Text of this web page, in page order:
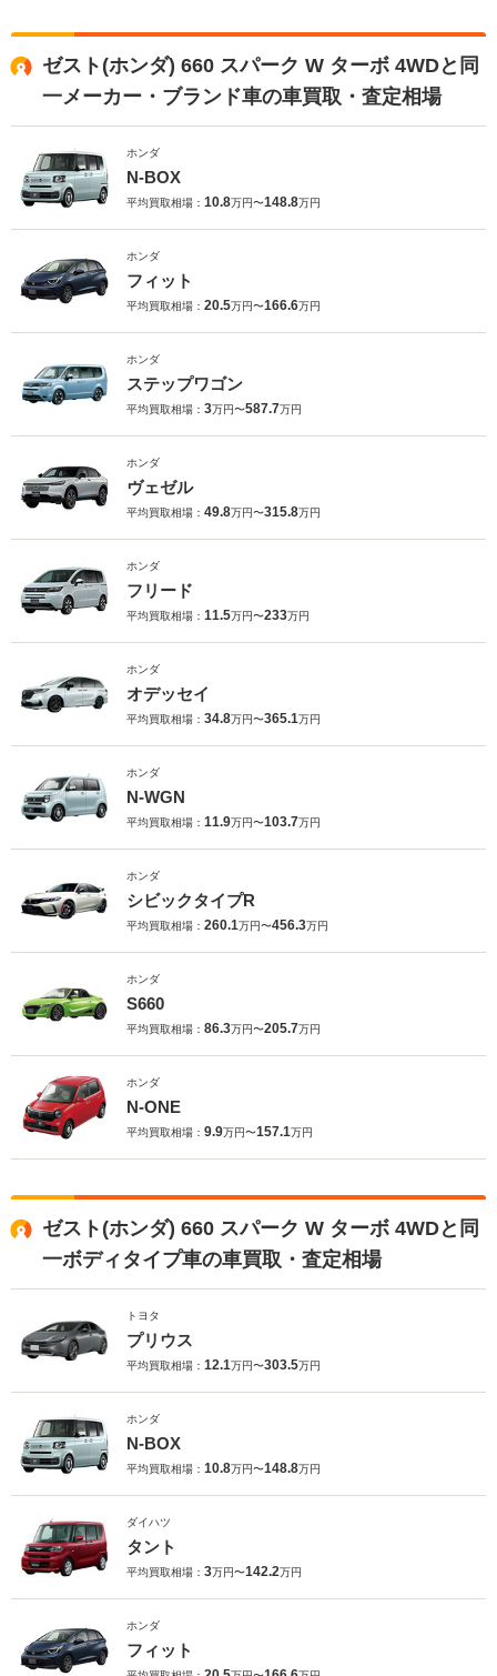
ゼスト(ホンダ) 660 スパーク W ターボ 4WDと同
一メーカー・ブランド車の車買取・査定相場
ホンダ
N-BOX
平均買取相場： 10.8万円〜148.8万円
ホンダ
フィット
平均買取相場： 20.5万円〜166.6万円
ホンダ
ステップワゴン
平均買取相場： 3万円〜587.7万円
ホンダ
ヴェゼル
平均買取相場： 49.8万円〜315.8万円
ホンダ
フリード
平均買取相場： 11.5万円〜233万円
ホンダ
オデッセイ
平均買取相場： 34.8万円〜365.1万円
ホンダ
N-WGN
平均買取相場： 11.9万円〜103.7万円
ホンダ
シビックタイプR
平均買取相場： 260.1万円〜456.3万円
ホンダ
S660
平均買取相場： 86.3万円〜205.7万円
ホンダ
N-ONE
平均買取相場： 9.9万円〜157.1万円
ゼスト(ホンダ) 660 スパーク W ターボ 4WDと同
一ボディタイプ車の車買取・査定相場
トヨタ
プリウス
平均買取相場： 12.1万円〜303.5万円
ホンダ
N-BOX
平均買取相場： 10.8万円〜148.8万円
ダイハツ
タント
平均買取相場： 3万円〜142.2万円
ホンダ
フィット